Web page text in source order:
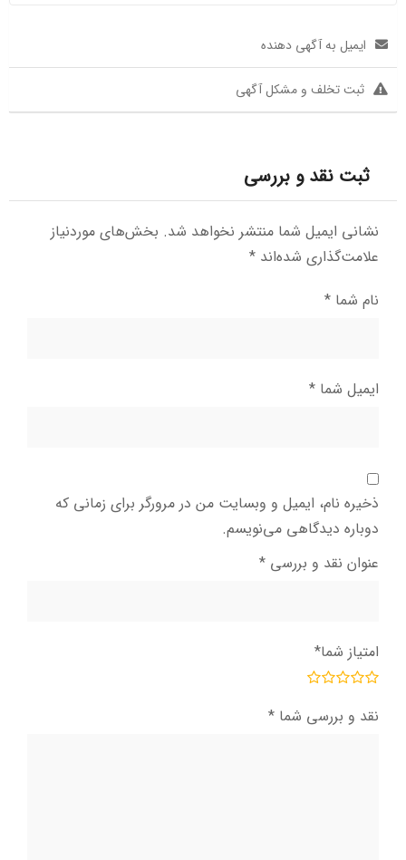
ایمیل به آگهی دهنده
ثبت تخلف و مشکل آگهی
ثبت نقد و بررسی
نشانی ایمیل شما منتشر نخواهد شد. بخش‌های موردنیاز
علامت‌گذاری شده‌اند *
نام شما *
ایمیل شما *
ذخیره نام، ایمیل و وبسایت من در مرورگر برای زمانی که
دوباره دیدگاهی می‌نویسم.
عنوان نقد و بررسی *
امتیاز شما*
نقد و بررسی شما *